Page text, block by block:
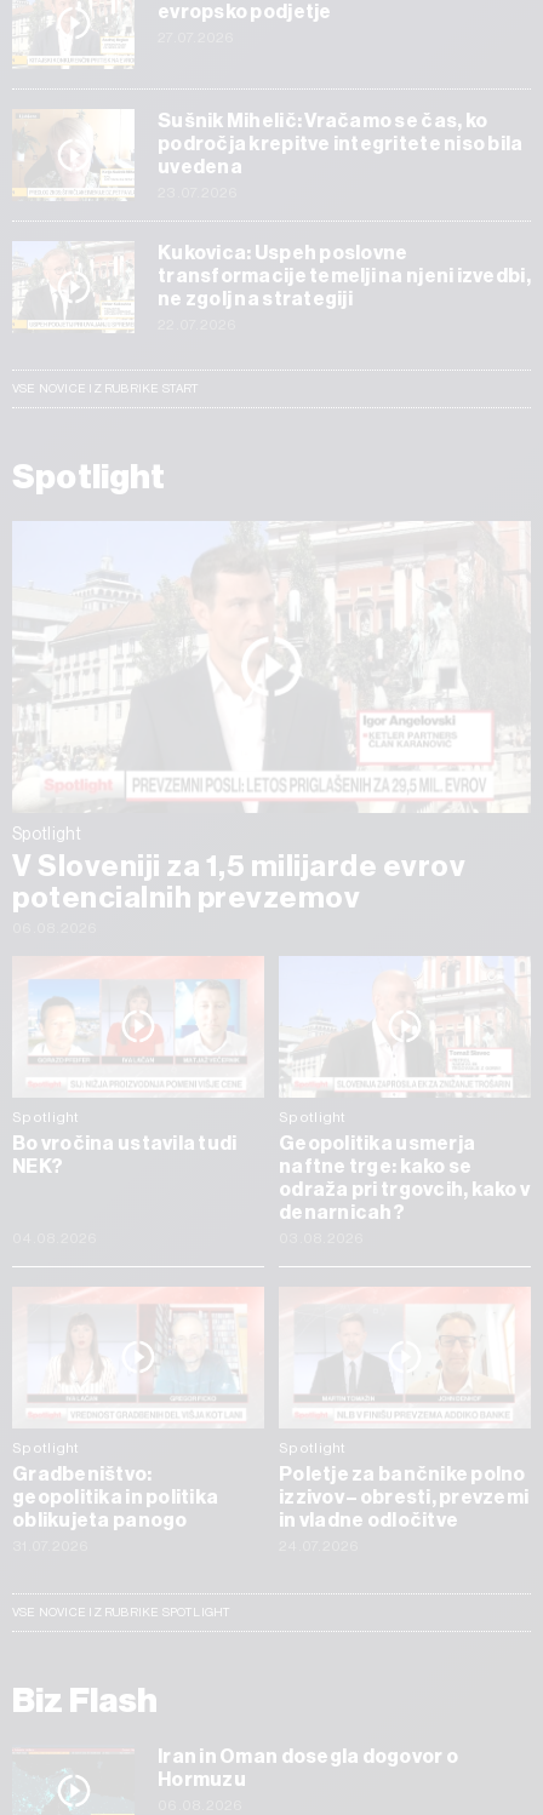
evropsko podjetje
Sušnik Mihelič: Vračamo se čas, ko
področja krepitve integritete niso bila
uvedena
Kukovica: Uspeh poslovne
transformacije temelji na njeni izvedbi,
ne zgolj na strategiji
VSE NOVICE IZ RUBRIKE START
Spotlight
Spotlight
V Sloveniji za 1,5 milijarde evrov
potencialnih prevzemov
Spotlight
Bo vročina ustavila tudi
NEK?
Spotlight
Geopolitika usmerja
naftne trge: kako se
odraža pri trgovcih, kako v
denarnicah?
Spotlight
Gradbeništvo:
geopolitika in politika
oblikujeta panogo
Spotlight
Poletje za bančnike polno
izzivov – obresti, prevzemi
in vladne odločitve
VSE NOVICE IZ RUBRIKE SPOTLIGHT
Biz Flash
Iran in Oman dosegla dogovor o
Hormuzu